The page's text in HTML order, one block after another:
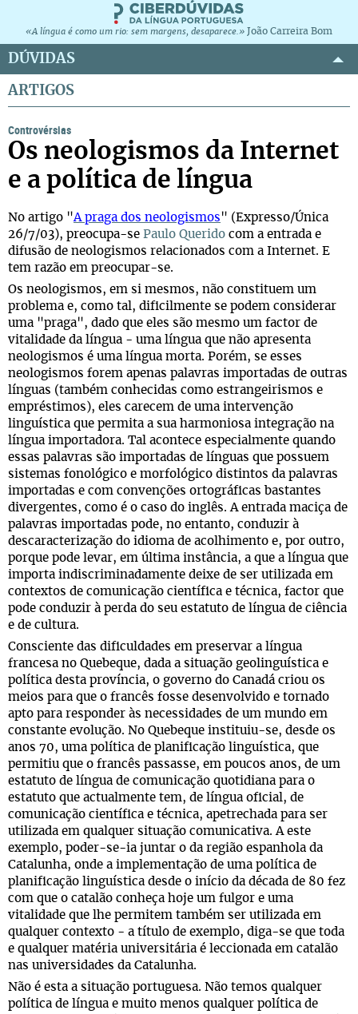
«A língua é como um rio: sem margens, desaparece.» João Carreira Bom
DÚVIDAS
ARTIGOS
Controvérsias
Os neologismos da Internet
e a política de língua
No artigo "A praga dos neologismos " (Expresso/Única
26/7/03), preocupa-se Paulo Querido com a entrada e
difusão de neologismos relacionados com a Internet. E
tem razão em preocupar-se.
Os neologismos, em si mesmos, não constituem um
problema e, como tal, dificilmente se podem considerar
uma "praga", dado que eles são mesmo um factor de
vitalidade da língua - uma língua que não apresenta
neologismos é uma língua morta. Porém, se esses
neologismos forem apenas palavras importadas de outras
línguas (também conhecidas como estrangeirismos e
empréstimos), eles carecem de uma intervenção
linguística que permita a sua harmoniosa integração na
língua importadora. Tal acontece especialmente quando
essas palavras são importadas de línguas que possuem
sistemas fonológico e morfológico distintos da palavras
importadas e com convenções ortográficas bastantes
divergentes, como é o caso do inglês. A entrada maciça de
palavras importadas pode, no entanto, conduzir à
descaracterização do idioma de acolhimento e, por outro,
porque pode levar, em última instância, a que a língua que
importa indiscriminadamente deixe de ser utilizada em
contextos de comunicação científica e técnica, factor que
pode conduzir à perda do seu estatuto de língua de ciência
e de cultura.
Consciente das dificuldades em preservar a língua
francesa no Quebeque, dada a situação geolinguística e
política desta província, o governo do Canadá criou os
meios para que o francês fosse desenvolvido e tornado
apto para responder às necessidades de um mundo em
constante evolução. No Quebeque instituiu-se, desde os
anos 70, uma política de planificação linguística, que
permitiu que o francês passasse, em poucos anos, de um
estatuto de língua de comunicação quotidiana para o
estatuto que actualmente tem, de língua oficial, de
comunicação científica e técnica, apetrechada para ser
utilizada em qualquer situação comunicativa. A este
exemplo, poder-se-ia juntar o da região espanhola da
Catalunha, onde a implementação de uma política de
planificação linguística desde o início da década de 80 fez
com que o catalão conheça hoje um fulgor e uma
vitalidade que lhe permitem também ser utilizada em
qualquer contexto - a título de exemplo, diga-se que toda
e qualquer matéria universitária é leccionada em catalão
nas universidades da Catalunha.
Não é esta a situação portuguesa. Não temos qualquer
política de língua e muito menos qualquer política de